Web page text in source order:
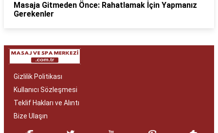
Masaja Gitmeden Önce: Rahatlamak İçin Yapmanız
Gerekenler
Gizlilik Politikası
Kullanıcı Sözleşmesi
Teklif Hakları ve Alıntı
Bize Ulaşın